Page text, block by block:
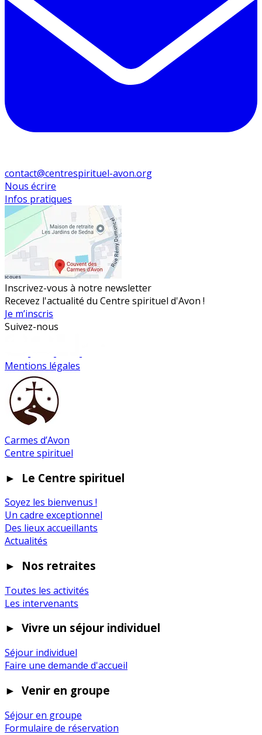
contact@centrespirituel-avon.org
Nous écrire
Infos pratiques
Inscrivez-vous à notre newsletter
Recevez l'actualité du Centre spirituel d'Avon !
Je m’inscris
Suivez-nous
Mentions légales
Carmes d’Avon
Centre spirituel
► Le Centre spirituel
Soyez les bienvenus !
Un cadre exceptionnel
Des lieux accueillants
Actualités
► Nos retraites
Toutes les activités
Les intervenants
► Vivre un séjour individuel
Séjour individuel
Faire une demande d'accueil
► Venir en groupe
Séjour en groupe
Formulaire de réservation